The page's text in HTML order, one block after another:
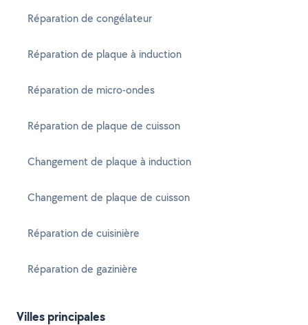
Réparation de congélateur
Réparation de plaque à induction
Réparation de micro-ondes
Réparation de plaque de cuisson
Changement de plaque à induction
Changement de plaque de cuisson
Réparation de cuisinière
Réparation de gazinière
Villes principales